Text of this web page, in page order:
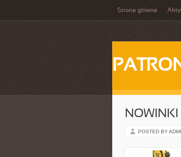
Strona główna
POSTED BY